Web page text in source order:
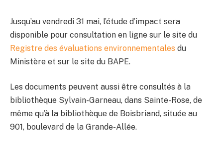
Jusqu’au vendredi 31 mai, l’étude d’impact sera
disponible pour consultation en ligne sur le site du
Registre des évaluations environnementales du
Ministère et sur le site du BAPE.
Les documents peuvent aussi être consultés à la
bibliothèque Sylvain-Garneau, dans Sainte-Rose, de
même qu’à la bibliothèque de Boisbriand, située au
901, boulevard de la Grande-Allée.